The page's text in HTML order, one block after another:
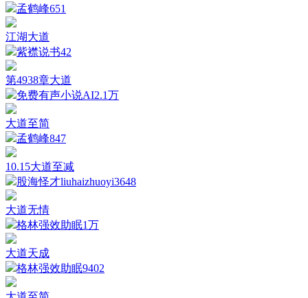
孟鹤峰651
江湖大道
紫襟说书42
第4938章大道
免费有声小说AI2.1万
大道至简
孟鹤峰847
10.15大道至减
股海怪才liuhaizhuoyi3648
大道无情
格林强效助眠1万
大道天成
格林强效助眠9402